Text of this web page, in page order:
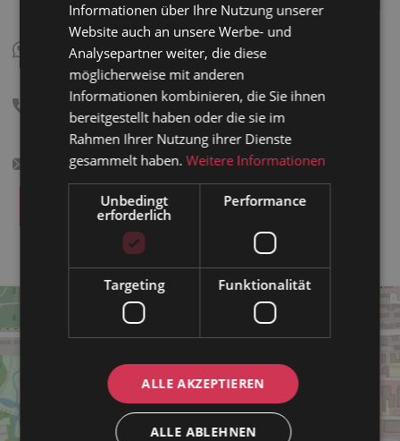
Datenschutzerklärung*: Du erklärst dich damit
einverstanden, dass deine Daten zur Bearbeitung
deines Anliegens gemäß der Datenschutzerklärung
verwendet werden. Weitere Informationen und
Widerrufshinweise gibt es in der
Datenschutzerklärung.
Informationen über Ihre Nutzung unserer
Website auch an unsere Werbe- und
Analysepartner weiter, die diese
möglicherweise mit anderen
Informationen kombinieren, die Sie ihnen
bereitgestellt haben oder die sie im
Rahmen Ihrer Nutzung ihrer Dienste
gesammelt haben.Weitere Informationen
Unbedingt
erforderlich
Performance
Targeting Funktionalität
ALLE AKZEPTIEREN
ALLE ABLEHNEN